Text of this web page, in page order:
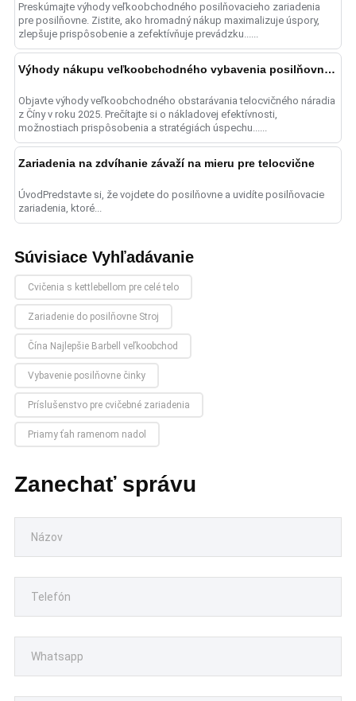
Preskúmajte výhody veľkoobchodného posilňovacieho zariadenia
pre posilňovne. Zistite, ako hromadný nákup maximalizuje úspory,
zlepšuje prispôsobenie a zefektívňuje prevádzku......
Výhody nákupu veľkoobchodného vybavenia posilňovne z Číny
Objavte výhody veľkoobchodného obstarávania telocvičného náradia
z Číny v roku 2025. Prečítajte si o nákladovej efektívnosti,
možnostiach prispôsobenia a stratégiách úspechu......
Zariadenia na zdvíhanie závaží na mieru pre telocvične
ÚvodPredstavte si, že vojdete do posilňovne a uvidíte posilňovacie
zariadenia, ktoré...
Súvisiace Vyhľadávanie
Cvičenia s kettlebellom pre celé telo
Zariadenie do posilňovne Stroj
Čína Najlepšie Barbell veľkoobchod
Vybavenie posilňovne činky
Príslušenstvo pre cvičebné zariadenia
Priamy ťah ramenom nadol
Zanechať správu